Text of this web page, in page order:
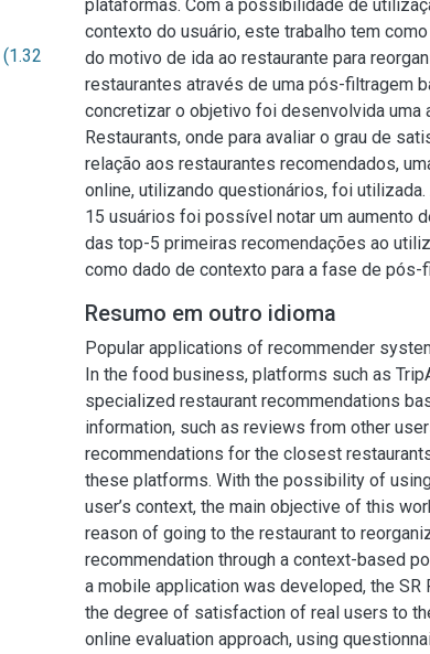
(1.32
plataformas. Com a possibilidade de
contexto do usuário, este trabalho tem
do motivo de ida ao restaurante para
restaurantes através de uma pós-filtragem
concretizar o objetivo foi desenvolvida uma
Restaurants, onde para avaliar o grau de
relação aos restaurantes recomendados,
online, utilizando questionários, foi
15 usuários foi possível notar um aumento
das top-5 primeiras recomendações ao
como dado de contexto para a fase de pós-
Resumo em outro idioma
Popular applications of recommender
In the food business, platforms such as
specialized restaurant recommendations
information, such as reviews from other
recommendations for the closest
these platforms. With the possibility of
user’s context, the main objective of this
reason of going to the restaurant to
recommendation through a context-based
a mobile application was developed, the
the degree of satisfaction of real users to
online evaluation approach, using